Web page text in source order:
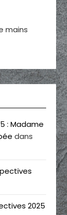
mains
: Madame
dans
2025